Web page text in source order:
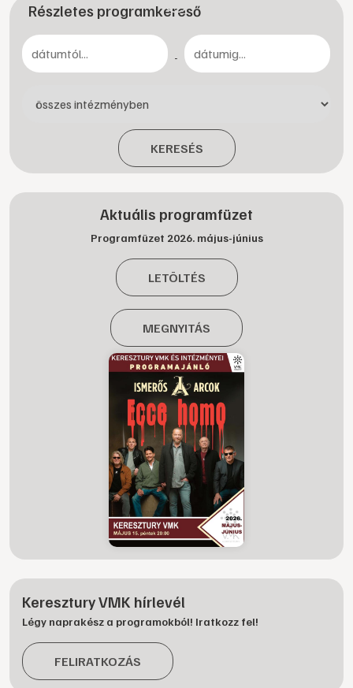
Részletes programkereső
-
KERESÉS
Aktuális programfüzet
Programfüzet 2026. május-június
LETÖLTÉS
MEGNYITÁS
Keresztury VMK hírlevél
Légy naprakész a programokból! Iratkozz fel!
FELIRATKOZÁS